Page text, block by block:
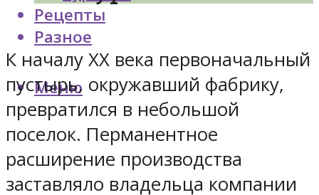
Рецепты
Разное
Меню
К началу XX века первоначальный
пустырь, окружавший фабрику,
превратился в небольшой
поселок. Перманентное
расширение производства
заставляло владельца компании